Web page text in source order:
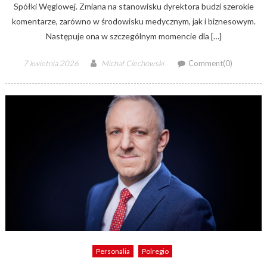
Spółki Węglowej. Zmiana na stanowisku dyrektora budzi szerokie
komentarze, zarówno w środowisku medycznym, jak i biznesowym.
Następuje ona w szczególnym momencie dla […]
Posted
7 kwietnia 2026 Author
Michał Ciechowski Comment(0)
Personalia Polregio